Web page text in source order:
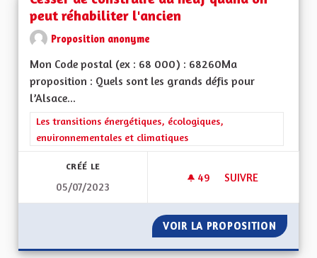
peut réhabiliter l'ancien
Proposition anonyme
Mon Code postal (ex : 68 000) : 68260Ma
proposition : Quels sont les grands défis pour
l’Alsace...
Filtrer les résultats de la catégorie : Les transitions
Les transitions énergétiques, écologiques,
environnementales et climatiques
CRÉÉ LE
05/07/2023
49 49 ABONNÉS
SUIVRE
VOIR LA PROPOSITION